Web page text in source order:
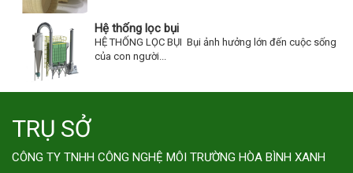
Hệ thống lọc bụi
HỆ THỐNG LỌC BỤI Bụi ảnh hưởng lớn đến cuộc sống
của con người...
TRỤ SỞ
CÔNG TY TNHH CÔNG NGHỆ MÔI TRƯỜNG HÒA BÌNH XANH